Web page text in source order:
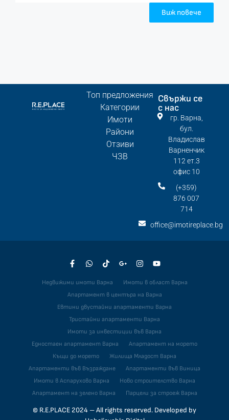
Виж повече
Топ предложения
Категории
Имоти
Райони
Отзиви
ЧЗВ
Свържи се
с нас
гр. Варна,
бул.
Владислав
Варненчик
112 ет.3
офис 10
(+359)
876 007
714
office@imotireplace.bg
© R.E.PLACE 2024 – All rights reserved. Developed by
Недвижими имоти Варна
Имоти в област Варна
Апартамент в центъра на Варна
Евтини двустайни апартаменти Варна
Тристайни апартаменти Варна
Имоти за инвестиции във Варна
Едностаен апартамент Варна
Апартамент на морето
Къщи до морето
Жилища Младост Варна
Апартаменти във Възраждане
Апартаменти във Виница
Имоти в Аспарухово Варна
Ново строителство Варна
Апартамент на зелено Варна
Парцели за строеж Варна